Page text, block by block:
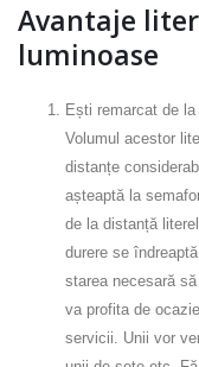
Avantaje
luminoase
Ești remarcat de
Volumul acestor
distanțe
așteaptă la
de la distanță
durere se
starea necesară
va profita de
servicii. Unii vor